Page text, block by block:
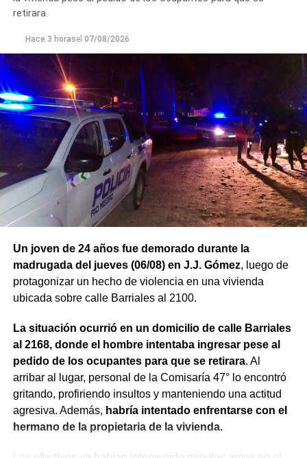
retirara.
Hace 3 horasel 07/08/2026
Un joven de 24 años fue demorado durante la
madrugada del jueves (06/08) en J.J. Gómez, luego de
protagonizar un hecho de violencia en una vivienda
ubicada sobre calle Barriales al 2100.
La situación ocurrió en un domicilio de calle Barriales
al 2168, donde el hombre intentaba ingresar pese al
pedido de los ocupantes para que se retirara. Al
arribar al lugar, personal de la Comisaría 47° lo encontró
gritando, profiriendo insultos y manteniendo una actitud
agresiva. Además, habría intentado enfrentarse con el
hermano de la propietaria de la vivienda.